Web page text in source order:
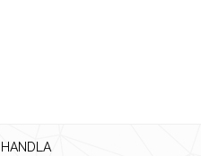
HANDLA